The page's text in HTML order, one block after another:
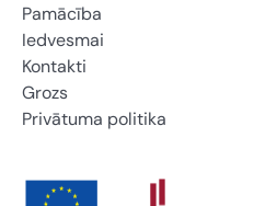
Pamācība
Iedvesmai
Kontakti
Grozs
Privātuma politika